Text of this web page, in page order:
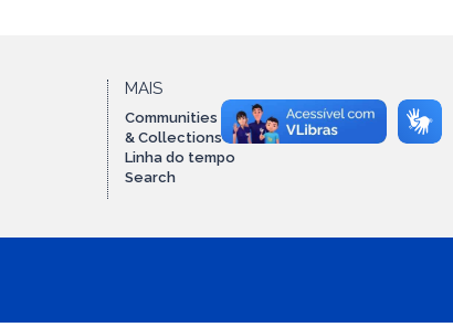
MAIS
Communities
& Collections
Linha do tempo
Search